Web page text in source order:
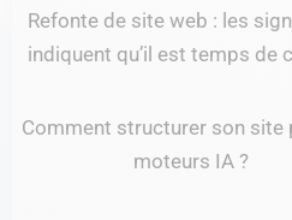
Refonte de site web : les
indiquent qu’il est temps de
Comment structurer son site
moteurs IA ?